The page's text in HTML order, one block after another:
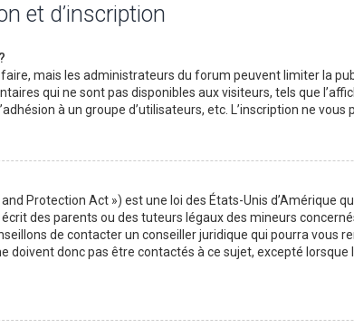
et d’inscription
faire, mais les administrateurs du forum peuvent limiter la
qui ne sont pas disponibles aux visiteurs, tels que
à un groupe d’utilisateurs, etc. L’inscription ne
and Protection Act ») est une loi des États-Unis
des parents ou des tuteurs légaux des mineurs
de contacter un conseiller juridique qui pourra vous
doivent donc pas être contactés à ce sujet, excepté